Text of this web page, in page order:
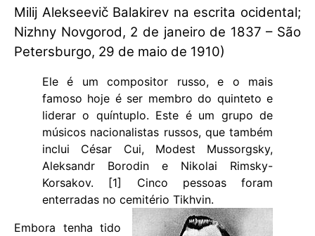
Milij Alekseevič Balakirev na escrita ocidental;
Nizhny Novgorod, 2 de janeiro de 1837 – São
Petersburgo, 29 de maio de 1910)
Ele é um compositor russo, e o mais
famoso hoje é ser membro do quinteto e
liderar o quíntuplo. Este é um grupo de
músicos nacionalistas russos, que também
inclui César Cui, Modest Mussorgsky,
Aleksandr Borodin e Nikolai Rimsky-
Korsakov. [1] Cinco pessoas foram
enterradas no cemitério Tikhvin.
Embora tenha tido